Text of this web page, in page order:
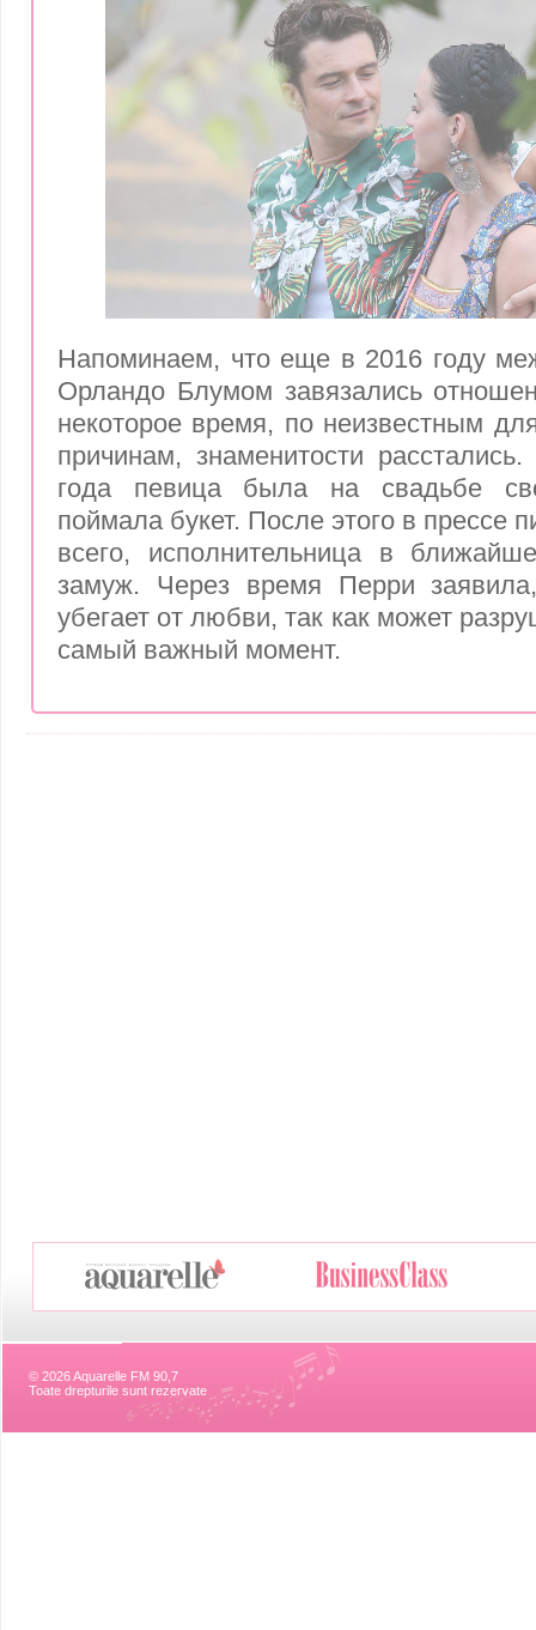
Напоминаем, что еще в 2016 году
Орландо Блумом завязались
некоторое время, по неизвестным
причинам, знаменитости
года певица была на свадьбе
поймала букет. После этого в прессе
всего, исполнительница в
замуж. Через время Перри
убегает от любви, так как может
самый важный момент.
© 2026 Aquarelle FM 90,7
Toate drepturile sunt rezervate